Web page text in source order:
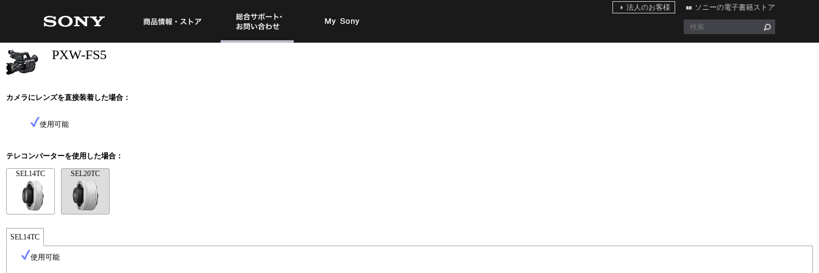
法人のお客様 ソニーの電子書籍ストア
PXW-FS5
カメラにレンズを直接装着した場合：
使用可能
テレコンバーターを使用した場合：
SEL14TC SEL20TC
SEL14TC
使用可能